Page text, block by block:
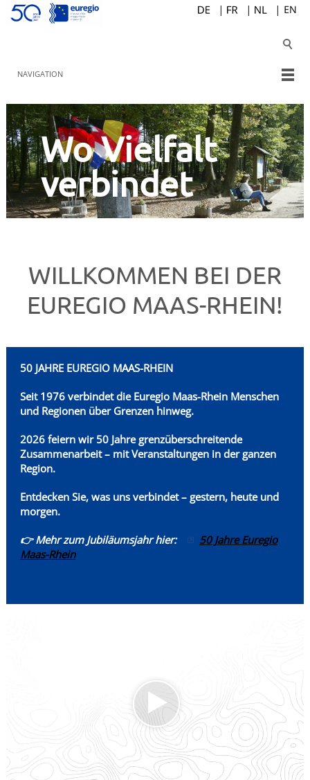
NAVIGATION
Wo Vielfalt
verbindet
WILLKOMMEN BEI DER
EUREGIO MAAS-RHEIN!
50 JAHRE EUREGIO MAAS-RHEIN
Seit 1976 verbindet die Euregio Maas-Rhein Menschen
und Regionen über Grenzen hinweg.
2026 feiern wir 50 Jahre grenzüberschreitende
Zusammenarbeit – mit Veranstaltungen in der ganzen
Region.
Entdecken Sie, was uns verbindet – gestern, heute und
morgen.
👉 Mehr zum Jubiläumsjahr hier:
50 Jahre Euregio
Maas-Rhein